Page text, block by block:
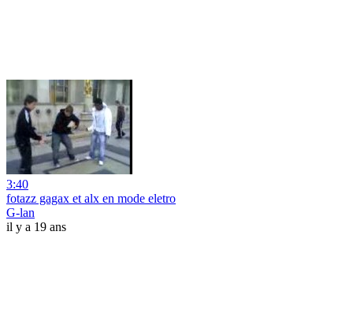
3:40
fotazz gagax et alx en mode eletro
G-lan
il y a 19 ans